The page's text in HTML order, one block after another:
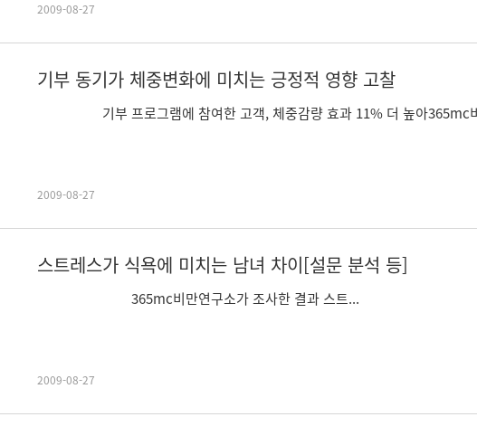
2009-08-27
기부 동기가 체중변화에 미치는 긍정적 영향 고찰
기부 프로그램에 참여한 고객, 체중감량 효과 11% 더 높아365mc
2009-08-27
스트레스가 식욕에 미치는 남녀 차이[설문 분석 등]
365mc비만연구소가 조사한 결과 스트...
2009-08-27